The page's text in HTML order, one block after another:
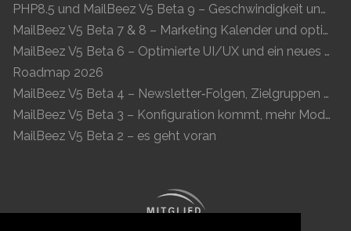
PHP8.5 und MailBeez V5 Beta 9 – Geschwindigkeit und Kompatibilität
MailBeez V5 Beta 7 & 8 – Marketing Kalender und optimierte UI
MailBeez V5 Beta 6 – Optimierte UI/UX und ein neues Newsletter-Konzept
Roadmap 2026
MailBeez V5 Beta 4 – Newsletter‑Folgen, Zielgruppen und moderne Vorschau
MailBeez V5 Beta 3 – Konfiguration kommt, mehr Module, flüssigeres UX
MailBeez V5 Beta 2 – es geht voran